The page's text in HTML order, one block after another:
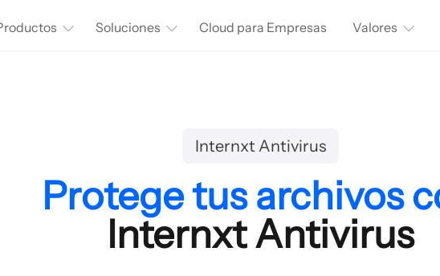
Soluciones Cloud para Empresas Valores
Internxt Antivirus
Protege tus archivos
Internxt Antivirus